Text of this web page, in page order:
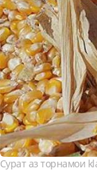
Сурат аз торнамои